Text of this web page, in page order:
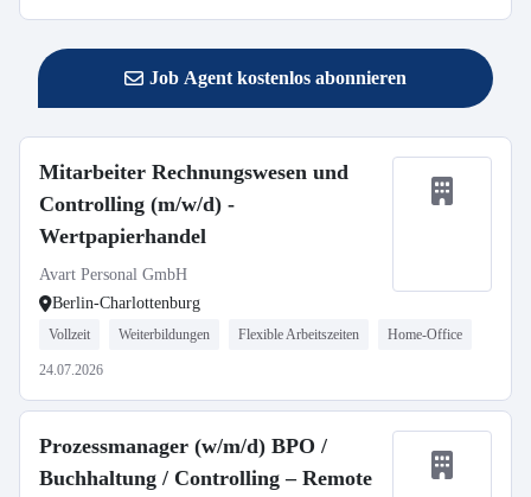
Job Agent kostenlos abonnieren
Mitarbeiter Rechnungswesen und
Controlling (m/w/d) -
Wertpapierhandel
Avart Personal GmbH
Berlin-Charlottenburg
Vollzeit Weiterbildungen Flexible Arbeitszeiten Home-Office
24.07.2026
Prozessmanager (w/m/d) BPO /
Buchhaltung / Controlling – Remote